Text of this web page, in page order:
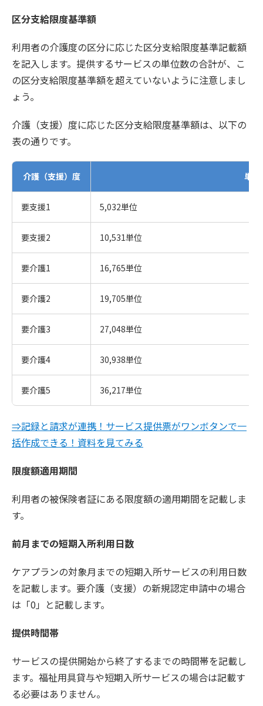
区分支給限度基準額
利用者の介護度の区分に応じた区分支給限度基準記載額
を記入します。提供するサービスの単位数の合計が、こ
の区分支給限度基準額を超えていないように注意しまし
ょう。
介護（支援）度に応じた区分支給限度基準額は、以下の
表の通りです。
介護（支援）度 単位
要支援1 5,032単位
要支援2 10,531単位
要介護1 16,765単位
要介護2 19,705単位
要介護3 27,048単位
要介護4 30,938単位
要介護5 36,217単位
⇒記録と請求が連携！サービス提供票がワンボタンで一
括作成できる！資料を見てみる
限度額適用期間
利用者の被保険者証にある限度額の適用期間を記載しま
す。
前月までの短期入所利用日数
ケアプランの対象月までの短期入所サービスの利用日数
を記載します。要介護（支援）の新規認定申請中の場合
は「0」と記載します。
提供時間帯
サービスの提供開始から終了するまでの時間帯を記載し
ます。福祉用具貸与や短期入所サービスの場合は記載す
る必要はありません。